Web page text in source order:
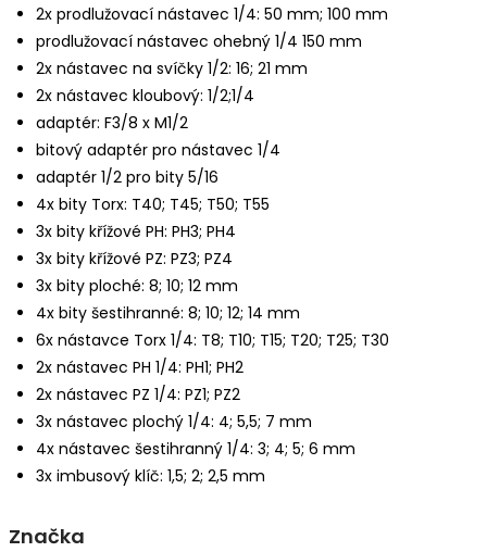
2x prodlužovací nástavec 1/4: 50 mm; 100 mm
prodlužovací nástavec ohebný 1/4 150 mm
2x nástavec na svíčky 1/2: 16; 21 mm
2x nástavec kloubový: 1/2;1/4
adaptér: F3/8 x M1/2
bitový adaptér pro nástavec 1/4
adaptér 1/2 pro bity 5/16
4x bity Torx: T40; T45; T50; T55
3x bity křížové PH: PH3; PH4
3x bity křížové PZ: PZ3; PZ4
3x bity ploché: 8; 10; 12 mm
4x bity šestihranné: 8; 10; 12; 14 mm
6x nástavce Torx 1/4: T8; T10; T15; T20; T25; T30
2x nástavec PH 1/4: PH1; PH2
2x nástavec PZ 1/4: PZ1; PZ2
3x nástavec plochý 1/4: 4; 5,5; 7 mm
4x nástavec šestihranný 1/4: 3; 4; 5; 6 mm
3x imbusový klíč: 1,5; 2; 2,5 mm
Značka